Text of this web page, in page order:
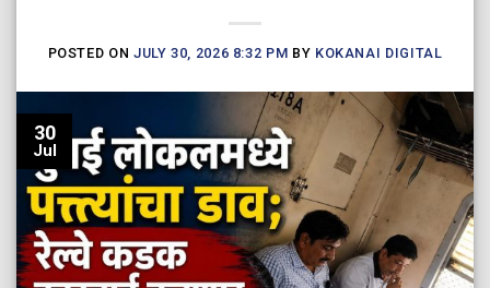
POSTED ON JULY 30, 2026 8:32 PM BY KOKANAI DIGITAL
30
Jul